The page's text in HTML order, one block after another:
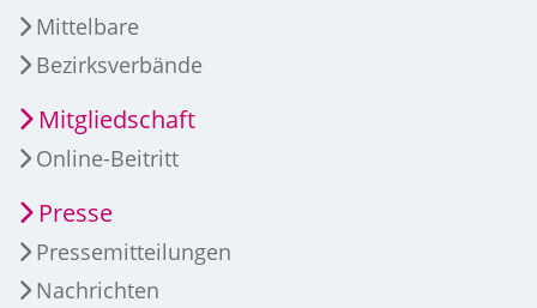
Mittelbare
Bezirksverbände
Mitgliedschaft
Online-Beitritt
Presse
Pressemitteilungen
Nachrichten